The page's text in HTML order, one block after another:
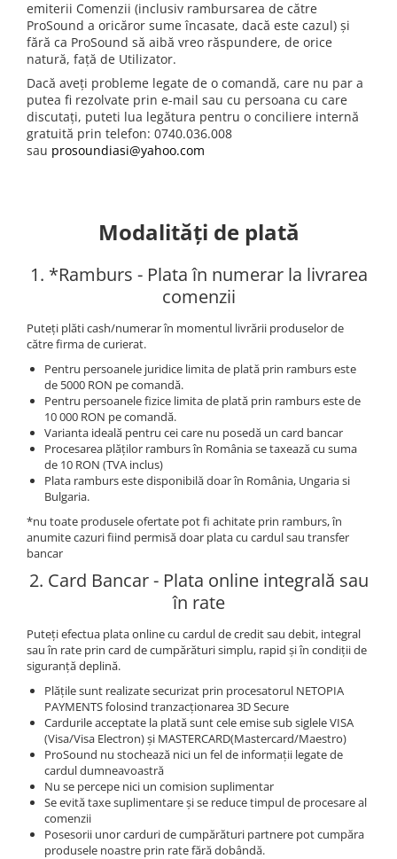
Ecrane LED
Efecte de lumini
Masini de fum si ceata
Mixere DMX
Moving Head-uri
Par Led si Pinspot
Stative si schela lumini
Chitare si bass
Instrumente cu arcus
Instrumente de percutie
Instrumente de suflat
Instrumente si jucarii pentru copii
Instrumente traditionale
Tobe
Accesorii DJ
Accesorii Pick-up si Vinyl
Case-uri DJ
CD Playere DJ
Console DJ
Controllere MIDI - USB DAW
Genti pentru DJ
Mixere DJ
Platane DJ
Samplere si controllere
Stative si pupitre DJ
Cabluri si conectori
Cabluri adaptoare, cabluri Y
Cabluri audio
Cabluri de boxe
Cabluri de instrumente
emiterii Comenzii (inclusiv rambursarea de către
ProSound a oricăror sume încasate, dacă este cazul) și
fără ca ProSound să aibă vreo răspundere, de orice
natură, față de Utilizator.
Dacă aveți probleme legate de o comandă, care nu par a
putea fi rezolvate prin e-mail sau cu persoana cu care
discutați, puteti lua legătura pentru o conciliere internă
gratuită prin telefon: 0740.036.008
sau prosoundiasi@yahoo.com
Modalități de plată
1. *Ramburs - Plata în numerar la livrarea
comenzii
Puteți plăti cash/numerar în momentul livrării produselor de
către firma de curierat.
Pentru persoanele juridice limita de plată prin ramburs este
de 5000 RON pe comandă.
Pentru persoanele fizice limita de plată prin ramburs este de
10 000 RON pe comandă.
Varianta ideală pentru cei care nu posedă un card bancar
Procesarea plăților ramburs în România se taxează cu suma
de 10 RON (TVA inclus)
Plata ramburs este disponibilă doar în România, Ungaria si
Bulgaria.
*nu toate produsele ofertate pot fi achitate prin ramburs, în
anumite cazuri fiind permisă doar plata cu cardul sau transfer
bancar
2. Card Bancar - Plata online integrală sau
în rate
Puteți efectua plata online cu cardul de credit sau debit, integral
sau în rate prin card de cumpărături simplu, rapid și în condiții de
siguranță deplină.
Plățile sunt realizate securizat prin procesatorul NETOPIA
PAYMENTS folosind tranzacționarea 3D Secure
Cardurile acceptate la plată sunt cele emise sub siglele VISA
(Visa/Visa Electron) și MASTERCARD(Mastercard/Maestro)
ProSound nu stochează nici un fel de informații legate de
cardul dumneavoastră
Nu se percepe nici un comision suplimentar
Se evită taxe suplimentare și se reduce timpul de procesare al
comenzii
Posesorii unor carduri de cumpărături partnere pot cumpăra
produsele noastre prin rate fără dobândă.